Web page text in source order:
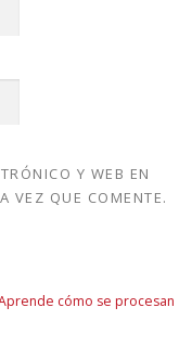
Y WEB EN
VEZ QUE COMENTE.
cómo se procesan